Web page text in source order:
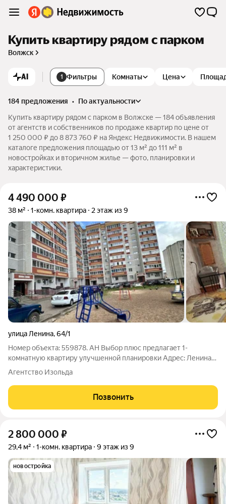
Купить квартиру рядом с парком
Волжск
AI 1 Фильтры Комнаты Цена
184 предложения •
по актуальности
Купить квартиру рядом с парком в Волжске — 184 объявления
от агентств и собственников по продаже квартир по цене от
1 250 000 ₽ до 8 873 760 ₽ на Яндекс Недвижимости. В нашем
каталоге предложения площадью от 13 м² до 111 м² в
новостройках и вторичном жилье — фото, планировки и
характеристики.
4 490 000 ₽
38 м² 1-комн. квартира 2 этаж из 9
улица Ленина,64/1
Номер объекта: 559878. АН Выбор плюс предлагает 1-
комнатную квартиру улучшенной планировки Адрес: Ленина
64/1 Площадь: 38кв. Этаж: 2 Квартира с ремонтом, каждый
сантиметр пространства делался для себя и с любовью. Все
что есть в квартире - остается
Агентство Изольда
Позвонить
2 800 000 ₽
29,4 м² 1-комн. квартира 9 этаж из 9
новостройка